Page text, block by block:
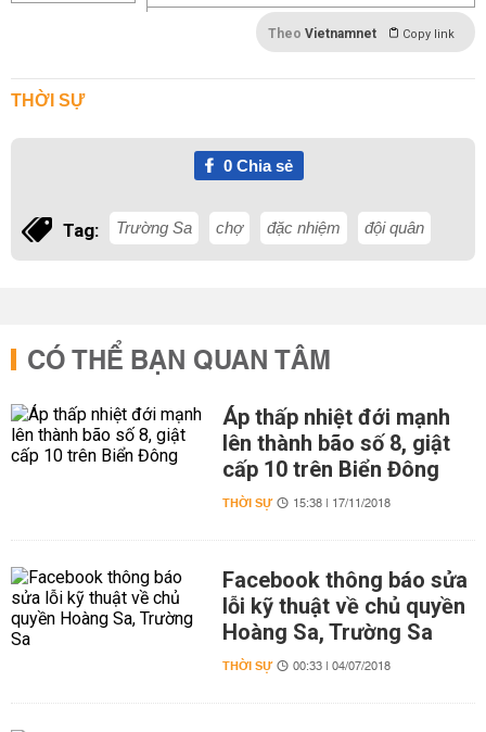
Theo Vietnamnet Copy link
THỜI SỰ
0Chia sẻ
Tag: Trường Sa chợ đặc nhiệm đội quân
CÓ THỂ BẠN QUAN TÂM
Áp thấp nhiệt đới mạnh
lên thành bão số 8, giật
cấp 10 trên Biển Đông
THỜI SỰ 15:38 | 17/11/2018
Facebook thông báo sửa
lỗi kỹ thuật về chủ quyền
Hoàng Sa, Trường Sa
THỜI SỰ 00:33 | 04/07/2018